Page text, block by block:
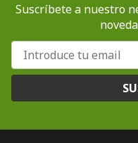
Suscríbete a nuestro